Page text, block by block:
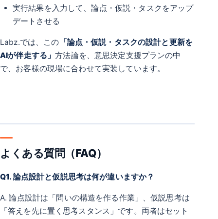
実行結果を入力して、論点・仮説・タスクをアップ
デートさせる
Labz.では、この 「論点・仮説・タスクの設計と更新を
AIが伴走する」方法論を、意思決定支援プランの中
で、お客様の現場に合わせて実装しています。
よくある質問（FAQ）
Q1. 論点設計と仮説思考は何が違いますか？
A. 論点設計は「問いの構造を作る作業」、仮説思考は
「答えを先に置く思考スタンス」です。両者はセット